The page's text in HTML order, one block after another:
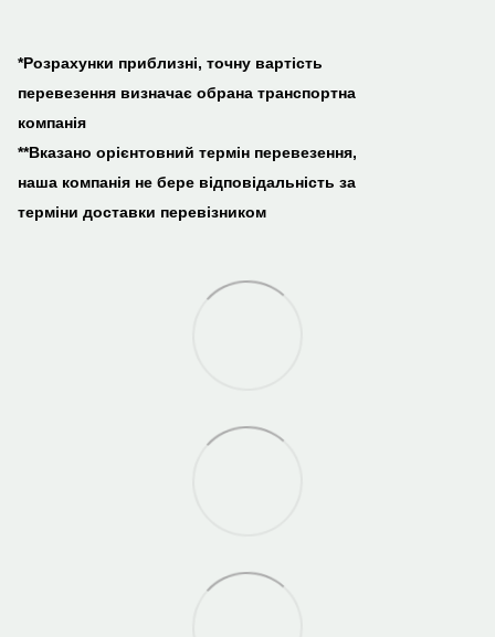
*Розрахунки приблизні, точну вартість
перевезення визначає обрана транспортна
компанія
**Вказано орієнтовний термін перевезення,
наша компанія не бере відповідальність за
терміни доставки перевізником